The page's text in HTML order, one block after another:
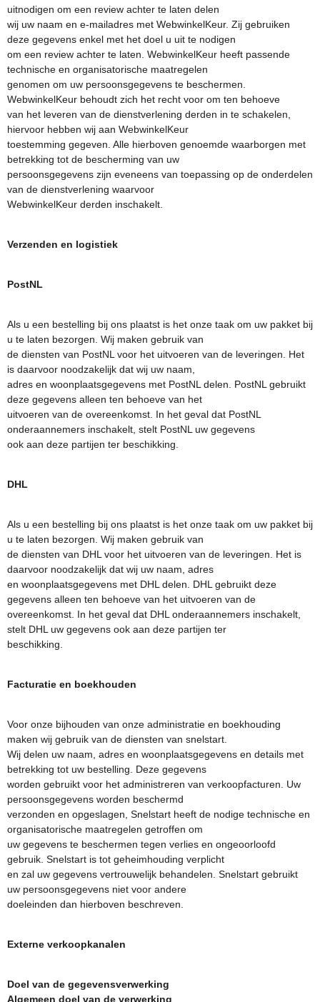
uitnodigen om een review achter te laten delen
wij uw naam en e-mailadres met WebwinkelKeur. Zij gebruiken
deze gegevens enkel met het doel u uit te nodigen
om een review achter te laten. WebwinkelKeur heeft passende
technische en organisatorische maatregelen
genomen om uw persoonsgegevens te beschermen.
WebwinkelKeur behoudt zich het recht voor om ten behoeve
van het leveren van de dienstverlening derden in te schakelen,
hiervoor hebben wij aan WebwinkelKeur
toestemming gegeven. Alle hierboven genoemde waarborgen met
betrekking tot de bescherming van uw
persoonsgegevens zijn eveneens van toepassing op de onderdelen
van de dienstverlening waarvoor
WebwinkelKeur derden inschakelt.
Verzenden en logistiek
PostNL
Als u een bestelling bij ons plaatst is het onze taak om uw pakket bij
u te laten bezorgen. Wij maken gebruik van
de diensten van PostNL voor het uitvoeren van de leveringen. Het
is daarvoor noodzakelijk dat wij uw naam,
adres en woonplaatsgegevens met PostNL delen. PostNL gebruikt
deze gegevens alleen ten behoeve van het
uitvoeren van de overeenkomst. In het geval dat PostNL
onderaannemers inschakelt, stelt PostNL uw gegevens
ook aan deze partijen ter beschikking.
DHL
Als u een bestelling bij ons plaatst is het onze taak om uw pakket bij
u te laten bezorgen. Wij maken gebruik van
de diensten van DHL voor het uitvoeren van de leveringen. Het is
daarvoor noodzakelijk dat wij uw naam, adres
en woonplaatsgegevens met DHL delen. DHL gebruikt deze
gegevens alleen ten behoeve van het uitvoeren van de
overeenkomst. In het geval dat DHL onderaannemers inschakelt,
stelt DHL uw gegevens ook aan deze partijen ter
beschikking.
Facturatie en boekhouden
Voor onze bijhouden van onze administratie en boekhouding
maken wij gebruik van de diensten van snelstart.
Wij delen uw naam, adres en woonplaatsgegevens en details met
betrekking tot uw bestelling. Deze gegevens
worden gebruikt voor het administreren van verkoopfacturen. Uw
persoonsgegevens worden beschermd
verzonden en opgeslagen, Snelstart heeft de nodige technische en
organisatorische maatregelen getroffen om
uw gegevens te beschermen tegen verlies en ongeoorloofd
gebruik. Snelstart is tot geheimhouding verplicht
en zal uw gegevens vertrouwelijk behandelen. Snelstart gebruikt
uw persoonsgegevens niet voor andere
doeleinden dan hierboven beschreven.
Externe verkoopkanalen
Doel van de gegevensverwerking
Algemeen doel van de verwerking